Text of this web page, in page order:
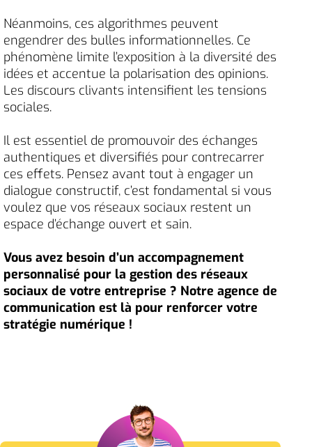
Néanmoins, ces algorithmes peuvent
engendrer des bulles informationnelles. Ce
phénomène limite l’exposition à la diversité des
idées et accentue la polarisation des opinions.
Les discours clivants intensifient les tensions
sociales.
Il est essentiel de promouvoir des échanges
authentiques et diversifiés pour contrecarrer
ces effets. Pensez avant tout à engager un
dialogue constructif, c’est fondamental si vous
voulez que vos réseaux sociaux restent un
espace d’échange ouvert et sain.
Vous avez besoin d’un accompagnement
personnalisé pour la gestion des réseaux
sociaux de votre entreprise ? Notre agence de
communication est là pour renforcer votre
stratégie numérique !